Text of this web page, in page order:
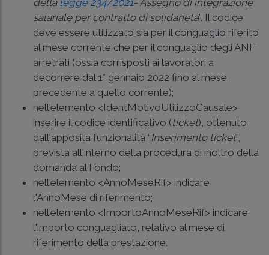
salariale per contratto di solidarietà”. Il codice
deve essere utilizzato sia per il conguaglio riferito
al mese corrente che per il conguaglio degli ANF
arretrati (ossia corrisposti ai lavoratori a
decorrere dal 1° gennaio 2022 fino al mese
precedente a quello corrente);
nell'elemento <IdentMotivoUtilizzoCausale>
inserire il codice identificativo (ticket), ottenuto
dall'apposita funzionalità “Inserimento ticket”,
prevista all'interno della procedura di inoltro della
domanda al Fondo;
nell'elemento <AnnoMeseRif> indicare
l'AnnoMese di riferimento;
nell'elemento <ImportoAnnoMeseRif> indicare
l'importo conguagliato, relativo al mese di
riferimento della prestazione.